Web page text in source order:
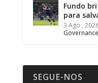
Fundo
para
3 Ago ,
Governance
SEGUE-NOS